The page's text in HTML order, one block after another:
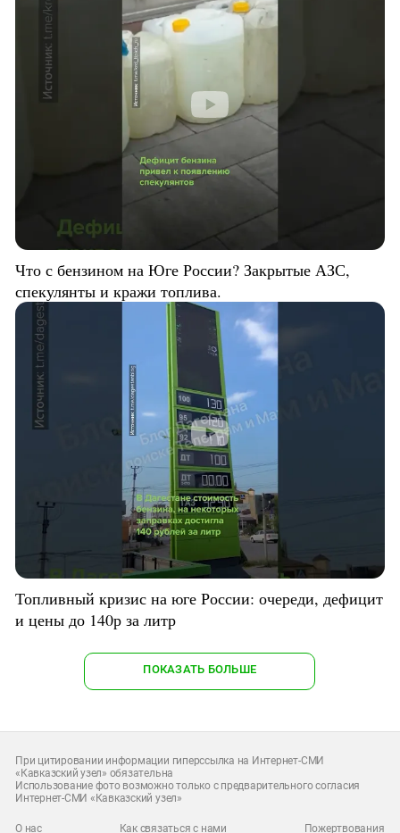
Что с бензином на Юге России? Закрытые АЗС,
спекулянты и кражи топлива.
Топливный кризис на юге России: очереди, дефицит
и цены до 140р за литр
ПОКАЗАТЬ БОЛЬШЕ
При цитировании информации гиперссылка на Интернет-СМИ
«Кавказский узел» обязательна
Использование фото возможно только с предварительного согласия
Интернет-СМИ «Кавказский узел»
О нас Как связаться с нами Пожертвования